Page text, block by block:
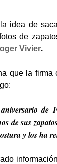
idea de
de
Vivier.
que la firma
de
de sus
y los ha